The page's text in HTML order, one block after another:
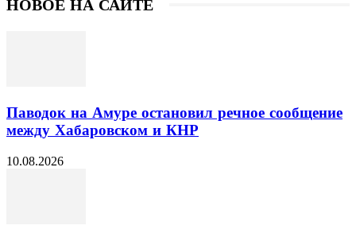
НОВОЕ НА САЙТЕ
Паводок на Амуре остановил речное сообщение
между Хабаровском и КНР
10.08.2026